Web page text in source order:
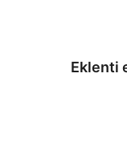
Eklenti